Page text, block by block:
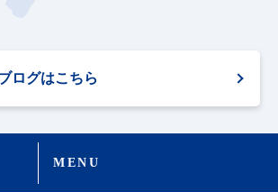
ログはこちら
MENU